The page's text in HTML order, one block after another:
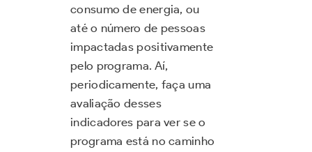
consumo de energia, ou
até o número de pessoas
impactadas positivamente
pelo programa. Aí,
periodicamente, faça uma
avaliação desses
indicadores para ver se o
programa está no caminho